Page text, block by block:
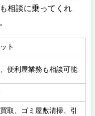
相談に乗ってくれ
ト
便利屋業務も相談可能
取、ゴミ屋敷清掃、引